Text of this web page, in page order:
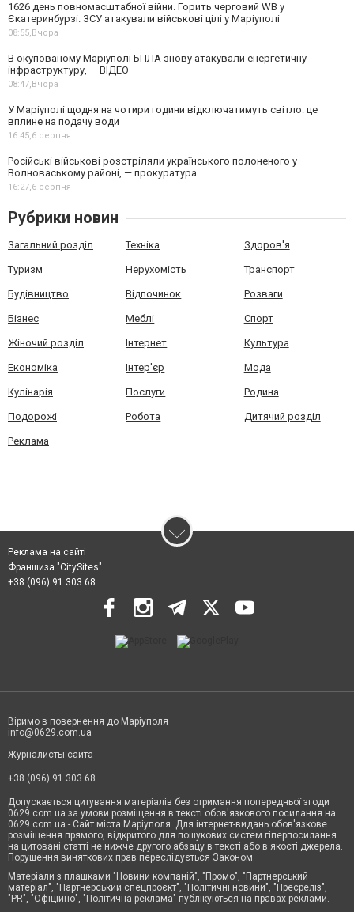
1626 день повномасштабної війни. Горить черговий WB у
Єкатеринбурзі. ЗСУ атакували військові цілі у Маріуполі
08:55,Вчора
В окупованому Маріуполі БПЛА знову атакували енергетичну
інфраструктуру, — ВІДЕО
08:47,Вчора
У Маріуполі щодня на чотири години відключатимуть світло: це
вплине на подачу води
16:45,6 серпня
Російські військові розстріляли українського полоненого у
Волноваському районі, — прокуратура
16:27,6 серпня
Рубрики новин
Загальний розділ Техніка Здоров'я
Туризм Нерухомість Транспорт
Будівництво Відпочинок Розваги
Бізнес Меблі Спорт
Жіночий розділ Інтернет Культура
Економіка Інтер'єр Мода
Кулінарія Послуги Родина
Подорожі Робота Дитячий розділ
Реклама
Реклама на сайті
Франшиза "CitySites"
+38 (096) 91 303 68
Віримо в повернення до Маріуполя
info@0629.com.ua
Журналисты сайта
+38 (096) 91 303 68
Допускається цитування матеріалів без отримання попередньої згоди
0629.com.ua за умови розміщення в тексті обов'язкового посилання на
0629.com.ua - Сайт міста Маріуполя. Для інтернет-видань обов'язкове
розміщення прямого, відкритого для пошукових систем гіперпосилання
на цитовані статті не нижче другого абзацу в тексті або в якості джерела.
Порушення виняткових прав переслідується Законом.
Матеріали з плашками "Новини компаній", "Промо", "Партнерський
матеріал", "Партнерський спецпроєкт", "Політичні новини", "Пресреліз",
"PR", "Офіційно", "Політична реклама" публікуються на правах реклами.